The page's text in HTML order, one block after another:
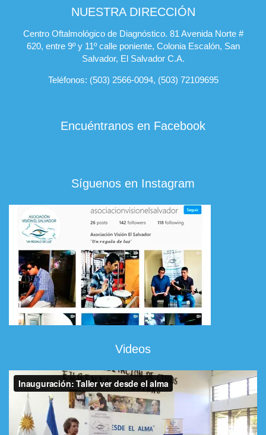
NUESTRA DIRECCIÓN
Centro Oftalmológico de Diagnóstico. 81 Avenida Norte #
620, entre 9º y 11º calle poniente, Colonia Escalón, San
Salvador, El Salvador C.A.
Teléfonos: (503) 2566-0094, (503) 72109695
Encuéntranos en Facebook
Síguenos en Instagram
Videos